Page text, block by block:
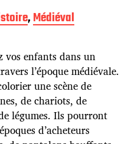
,Médiéval
vos enfants dans un
l’époque médiévale.
une scène de
de chariots, de
légumes. Ils pourront
d’acheteurs